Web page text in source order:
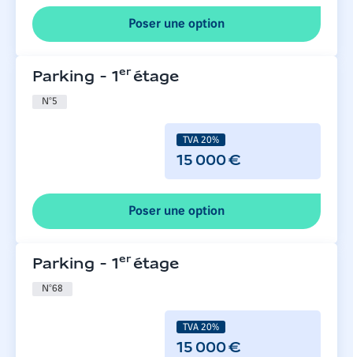
Poser une option
Parking - 1 er étage
N°5
TVA 20%
15 000 €
Poser une option
Parking - 1 er étage
N°68
TVA 20%
15 000 €